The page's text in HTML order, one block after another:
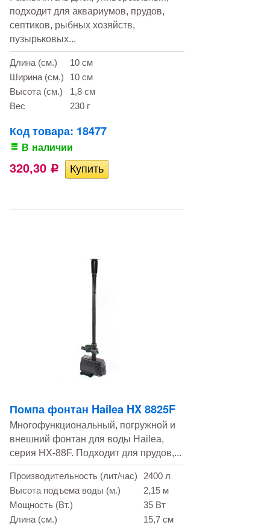
подходит для аквариумов, прудов,
септиков, рыбных хозяйств,
пузырьковых...
Длина (см.)
10 см
Ширина (см.)
10 см
Высота (см.)
1,8 см
Вес
230 г
Код товара: 18477
В наличии
320,30 Р
Помпа фонтан Hailea HX 8825F
Многофункциональный, погружной и
внешний фонтан для воды Hailea,
серия HX-88F. Подходит для прудов,...
Производительность (лит/час)
2400 л
Высота подъема воды (м.)
2,15 м
Мощность (Вт.)
35 Вт
Длина (см.)
15,7 см